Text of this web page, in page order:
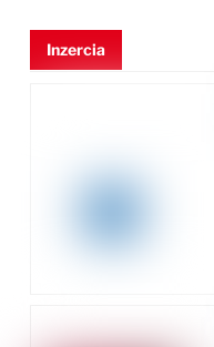
Inzercia